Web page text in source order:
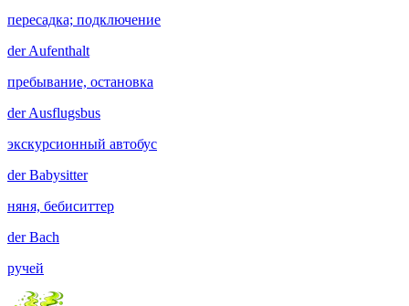
пересадка; подключение
derAufenthalt
пребывание, остановка
derAusflugsbus
экскурсионный автобус
derBabysitter
няня, бебиситтер
derBach
ручей